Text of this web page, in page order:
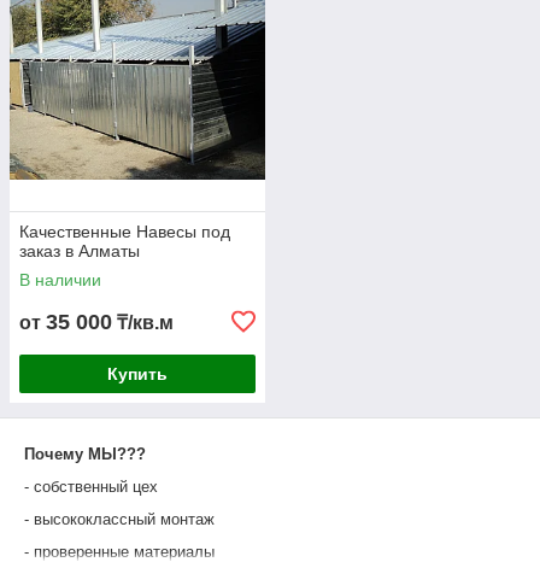
Качественные Навесы под
заказ в Алматы
В наличии
от 35 000 ₸/кв.м
Купить
Почему МЫ???
- собственный цех
- высококлассный монтаж
- проверенные материалы